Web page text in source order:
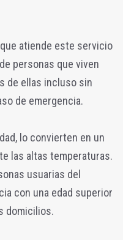
atiende este servicio
personas que viven
de ellas incluso sin
de emergencia.
lo convierten en un
las altas temperaturas.
usuarias del
con una edad superior
domicilios.